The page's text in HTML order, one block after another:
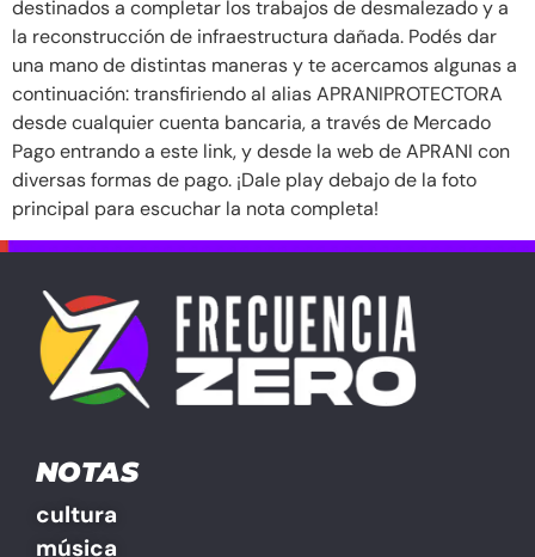
destinados a completar los trabajos de desmalezado y a
la reconstrucción de infraestructura dañada. Podés dar
una mano de distintas maneras y te acercamos algunas a
continuación: transfiriendo al alias APRANIPROTECTORA
desde cualquier cuenta bancaria, a través de Mercado
Pago entrando a este link, y desde la web de APRANI con
diversas formas de pago. ¡Dale play debajo de la foto
principal para escuchar la nota completa!
NOTAS
cultura
música